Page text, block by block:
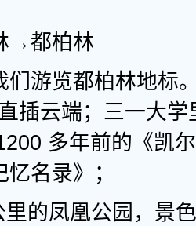
→都柏林
们游览都柏林地标
插云端；三一大学
多年前的《凯
名录》；
的凤凰公园，景